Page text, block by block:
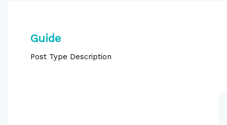
Guide
Post Type Description